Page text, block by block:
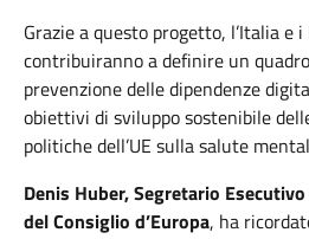
Grazie a questo progetto, l’Italia e
contribuiranno a definire un
prevenzione delle dipendenze
obiettivi di sviluppo sostenibile
politiche dell’UE sulla salute
Denis Huber, Segretario
del Consiglio d’Europa, ha